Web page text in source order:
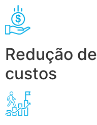
Redução de
custos